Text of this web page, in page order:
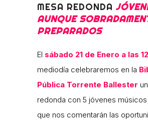
MESA REDONDA
AUNQUE
PREPARADOS
El sábado 21 de Enero a las
mediodía celebraremos en la
Pública Torrente Ballester
redonda con 5 jóvenes
que nos comentarán las